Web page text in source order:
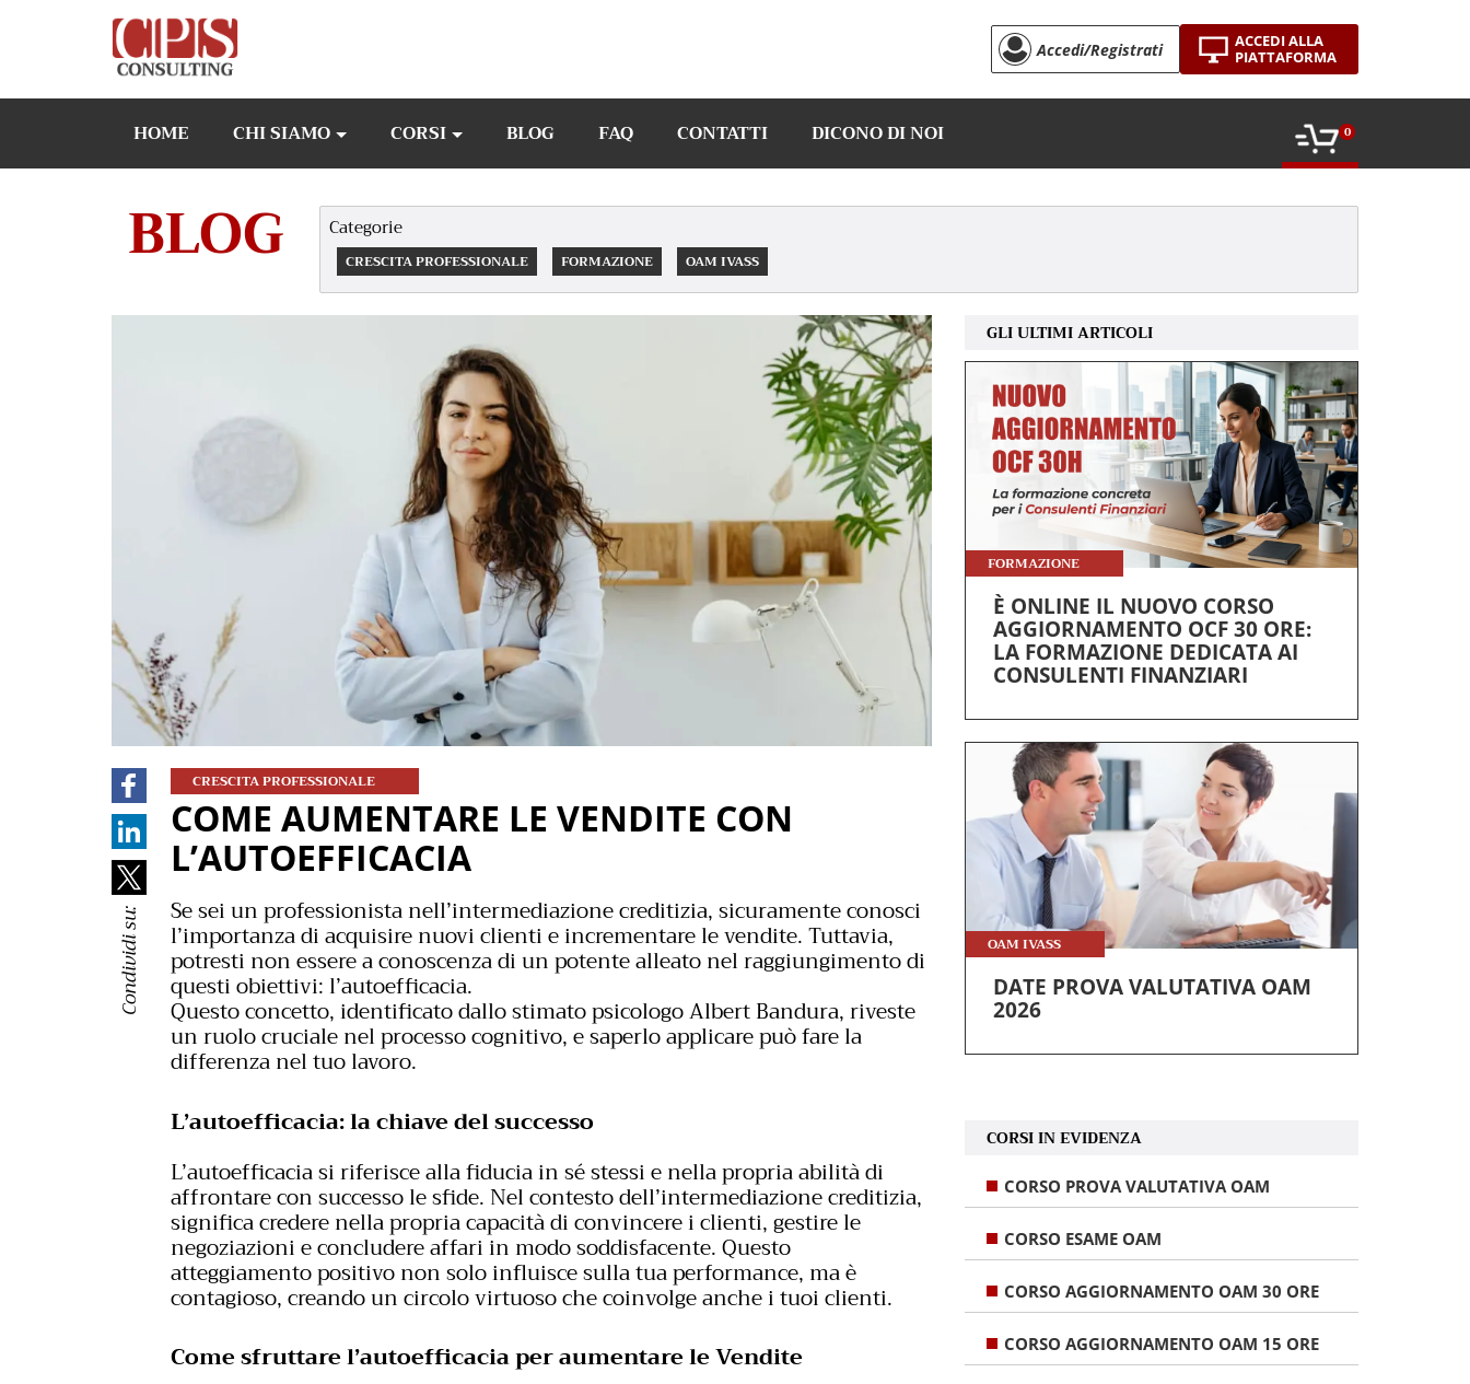
Accedi/Registrati
ACCEDI ALLA
PIATTAFORMA
HOME CHI SIAMO CORSI BLOG FAQ CONTATTI DICONO DI NOI 0
BLOG Categorie
CRESCITA PROFESSIONALE FORMAZIONE OAM IVASS
CRESCITA PROFESSIONALE
COME AUMENTARE LE VENDITE CON
L’AUTOEFFICACIA
Se sei un professionista nell’intermediazione creditizia, sicuramente conosci
l’importanza di acquisire nuovi clienti e incrementare le vendite. Tuttavia,
potresti non essere a conoscenza di un potente alleato nel raggiungimento di
questi obiettivi: l’autoefficacia.
Questo concetto, identificato dallo stimato psicologo Albert Bandura, riveste
un ruolo cruciale nel processo cognitivo, e saperlo applicare può fare la
differenza nel tuo lavoro.
L’autoefficacia: la chiave del successo
L’autoefficacia si riferisce alla fiducia in sé stessi e nella propria abilità di
affrontare con successo le sfide. Nel contesto dell’intermediazione creditizia,
significa credere nella propria capacità di convincere i clienti, gestire le
negoziazioni e concludere affari in modo soddisfacente. Questo
atteggiamento positivo non solo influisce sulla tua performance, ma è
contagioso, creando un circolo virtuoso che coinvolge anche i tuoi clienti.
Come sfruttare l’autoefficacia per aumentare le Vendite
Condividi su:
GLI ULTIMI ARTICOLI
FORMAZIONE
È ONLINE IL NUOVO CORSO
AGGIORNAMENTO OCF 30 ORE:
LA FORMAZIONE DEDICATA AI
CONSULENTI FINANZIARI
OAM IVASS
DATE PROVA VALUTATIVA OAM
2026
CORSI IN EVIDENZA
CORSO PROVA VALUTATIVA OAM
CORSO ESAME OAM
CORSO AGGIORNAMENTO OAM 30 ORE
CORSO AGGIORNAMENTO OAM 15 ORE